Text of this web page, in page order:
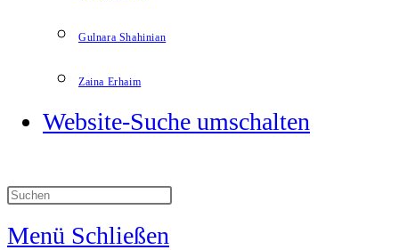
Gulnara Shahinian
Zaina Erhaim
Website-Suche umschalten
Menü Schließen